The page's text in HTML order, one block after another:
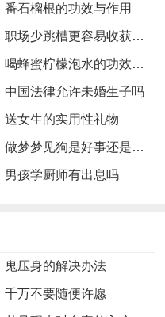
番石榴根的功效与作用
职场少跳槽更容易收获成功
喝蜂蜜柠檬泡水的功效和好处
中国法律允许未婚生子吗
送女生的实用性礼物
做梦梦见狗是好事还是坏事
男孩学厨师有出息吗
鬼压身的解决办法
千万不要随便许愿